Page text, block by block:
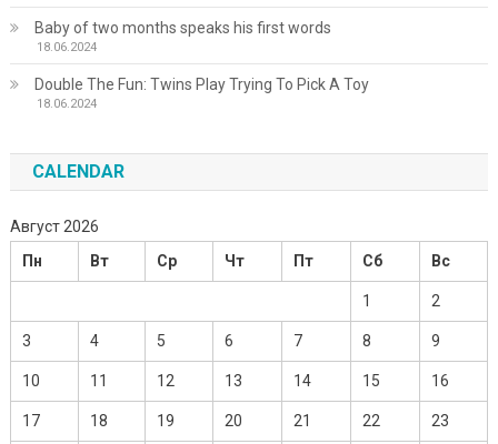
Baby of two months speaks his first words
18.06.2024
Double The Fun: Twins Play Trying To Pick A Toy
18.06.2024
CALENDAR
Август 2026
Пн
Вт Ср Чт Пт Сб Вс
1 2
3 4 5 6 7 8 9
10 11 12 13 14 15 16
17 18 19 20 21 22 23